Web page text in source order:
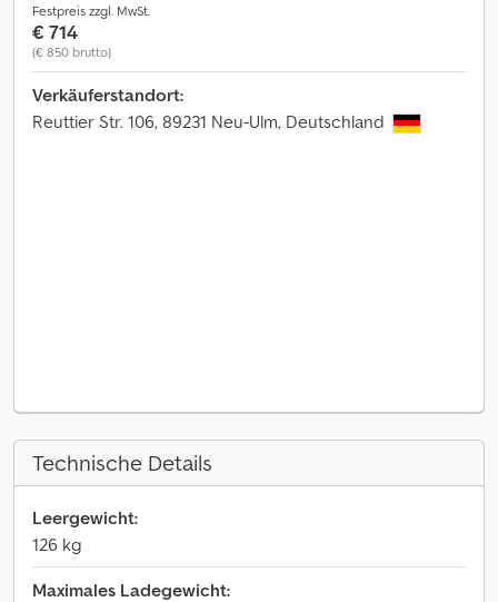
Festpreis zzgl. MwSt.
€ 714
(€ 850 brutto)
Verkäuferstandort:
Reuttier Str. 106, 89231 Neu-Ulm, Deutschland
Technische Details
Leergewicht:
126 kg
Maximales Ladegewicht: